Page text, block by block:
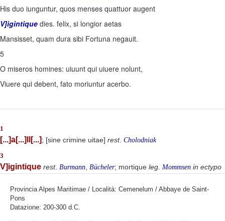
His duo iunguntur, quos menses quattuor augent
V]igintique dies. felix, si longior aetas
Mansisset, quam dura sibi Fortuna negauit.
5
O miseros homines: uiuunt qui uiuere nolunt,
Viuere qui debent, fato moriuntur acerbo.
1
[...]a[...]ll[...]; [sine crimine uitae] rest. Cholodniak
3
V]igintique rest. Burmann Bücheler; mortique leg Mommsen in ectypo
Provincia Alpes Maritimae / Località: Cemenelum / Abbaye de Saint-
Pons
Datazione: 200-300 d.C.